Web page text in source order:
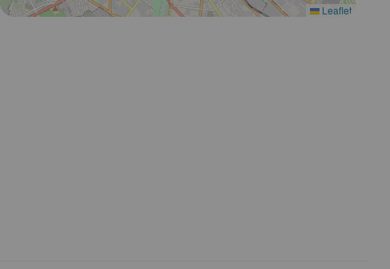
Leaflet